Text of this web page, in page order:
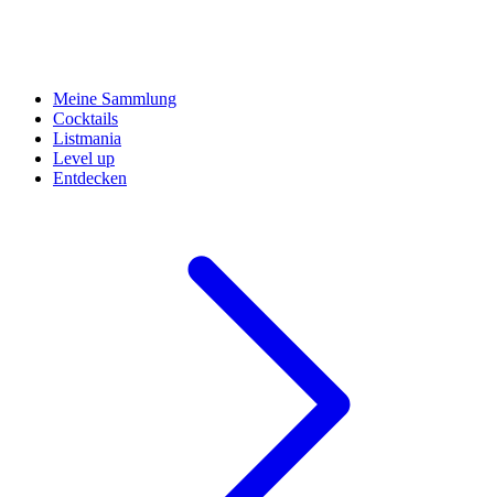
Meine Sammlung
Cocktails
Listmania
Level up
Entdecken